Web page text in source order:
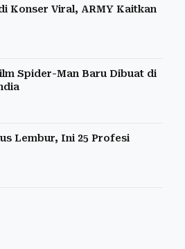
Konser Viral, ARMY Kaitkan
Spider-Man Baru Dibuat di
Lembur, Ini 25 Profesi